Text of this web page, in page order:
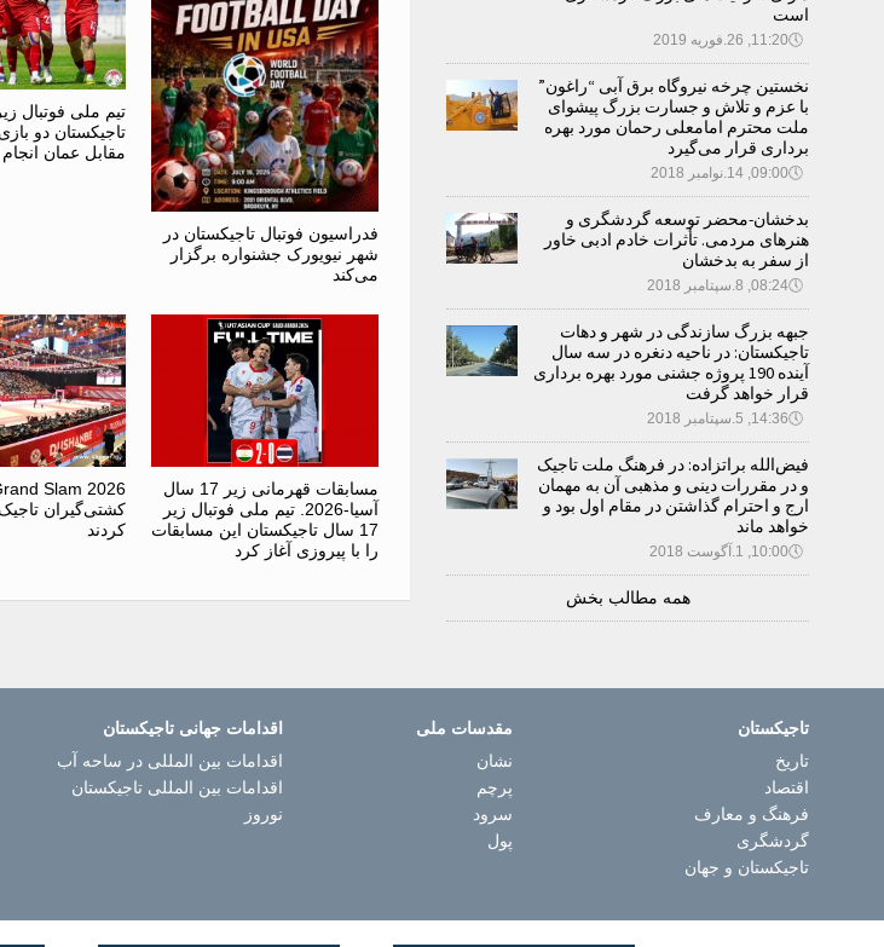
فدراسیون فوتبال تاجیکستان در
شهر نیویورک جشنواره‌ برگزار
می‌کند
تاجیکستان دو
مقابل عمان
مسابقات قهرمانی زیر 17 سال
آسیا-2026. تیم ملی فوتبال زیر
17 سال تاجیکستان این مسابقات
را با پیروزی آغاز کرد
کردند
است
🕔11:20, 26.فوریه 2019
نخستین چرخه نیروگاه برق آبی “راغون”
با عزم و تلاش و جسارت بزرگ پیشوای
ملت محترم امامعلی رحمان مورد بهره
برداری قرار می‌گیرد
🕔09:00, 14.نوامبر 2018
بدخشان-محضر توسعه گردشگری و
هنرهای مردمی. تأثرات خادم ادبی خاور
از سفر به بدخشان
🕔08:24, 8.سپتامبر 2018
جبهه بزرگ سازندگی در شهر و دهات
تاجیکستان: در ناحیه دنغره در سه سال
آینده 190 پروژه جشنی مورد بهره برداری
قرار خواهد گرفت
🕔14:36, 5.سپتامبر 2018
فیض‌الله براتزاده: در فرهنگ ملت تاجیک
و در مقررات دینی و مذهبی آن به مهمان
ارج و احترام گذاشتن در مقام اول بود و
خواهد ماند
🕔10:00, 1.آگوست 2018
همه مطالب بخش
تاجیکستان
تاریخ
اقتصاد
فرهنگ و معارف
گردشگری
تاجیکستان و جهان
مقدسات ملی
نشان
پرچم
سرود
پول
اقدامات جهانی تاجیکستان
اقدامات بین المللی در ساحه آب
اقدامات بین المللی تاجیکستان
نوروز